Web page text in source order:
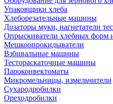
Упаковщики хлеба
Хлеборезательные машины
Дозаторы муки, нагнетатели
Опрыскиватели хлебных форм
Мешкоопрокидыватели
Взбивальные машины
Тестораскаточные машины
Пароконвектоматы
Микромельницы, измельчители
Сухародробилки
Ореходробилки